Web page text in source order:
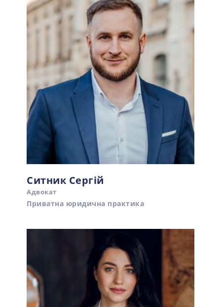
Ситник Сергій
Адвокат
Приватна юридична практика